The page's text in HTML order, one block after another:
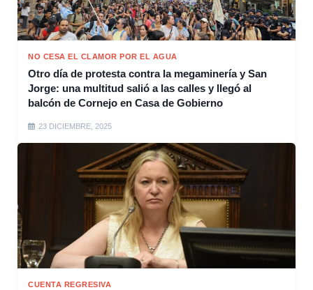
NO CESA EL CLAMOR POR EL AGUA
Otro día de protesta contra la megaminería y San
Jorge: una multitud salió a las calles y llegó al
balcón de Cornejo en Casa de Gobierno
23 DICIEMBRE, 2025
CUENTA REGRESIVA